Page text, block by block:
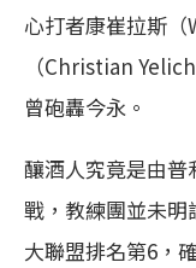
心打者康崔拉斯
（Christian
曾砲轟今永。
釀酒人究竟是由
戰，教練團並未明
大聯盟排名第6，